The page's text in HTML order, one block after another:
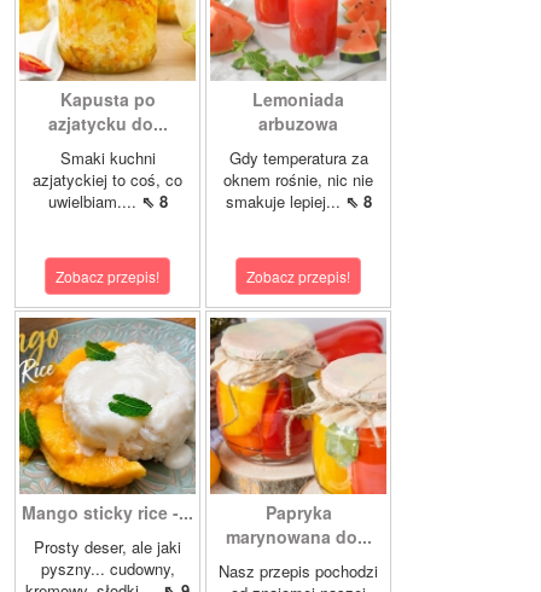
Kapusta po
azjatycku do...
Smaki kuchni
azjatyckiej to coś, co
uwielbiam.... ⇖ 8
Zobacz przepis!
Lemoniada
arbuzowa
Gdy temperatura za
oknem rośnie, nic nie
smakuje lepiej... ⇖ 8
Zobacz przepis!
Mango sticky rice -...
Prosty deser, ale jaki
pyszny... cudowny,
Papryka
marynowana do...
Nasz przepis pochodzi